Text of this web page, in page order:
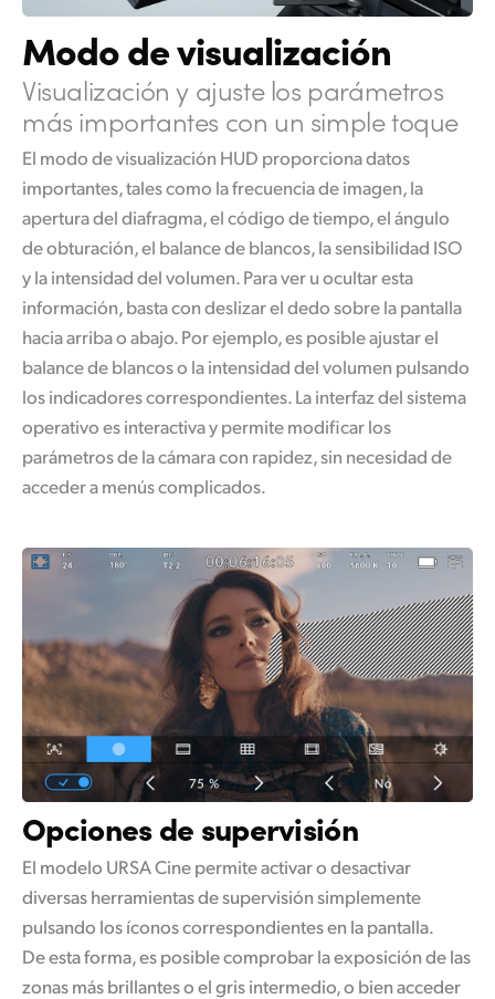
South Africa
España
Sweden
Turkey
UAE
Ukraine
United Kingdom
Modo de visualización
Visualización y ajuste los parámetros
más importantes con un simple toque
El modo de visualización HUD proporciona datos
importantes, tales como la frecuencia de imagen, la
apertura del diafragma, el código de tiempo, el ángulo
de obturación, el balance de blancos, la sensibilidad ISO
y la intensidad del volumen. Para ver u ocultar esta
información, basta con deslizar el dedo sobre la pantalla
hacia arriba o abajo. Por ejemplo, es posible ajustar el
balance de blancos o la intensidad del volumen pulsando
los indicadores correspondientes. La interfaz del sistema
operativo es interactiva y permite modificar los
parámetros de la cámara con rapidez, sin necesidad de
acceder a menús complicados.
Opciones de supervisión
El modelo URSA Cine permite activar o desactivar
diversas herramientas de supervisión simplemente
pulsando los íconos correspondientes en la pantalla.
De esta forma, es posible comprobar la exposición de las
zonas más brillantes o el gris intermedio, o bien acceder